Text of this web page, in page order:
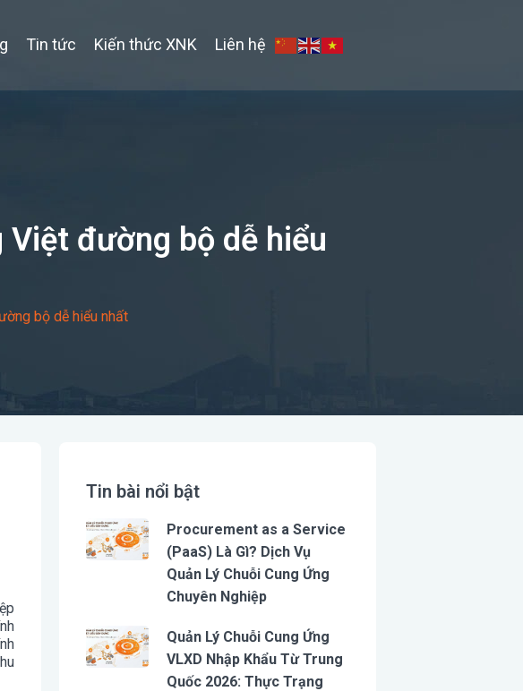
Tin tức Kiến thức XNK Liên hệ
đường bộ dễ hiểu
bộ dễ hiểu nhất
Tin bài nổi bật
Procurement as a Service
(PaaS) Là Gì? Dịch Vụ
Quản Lý Chuỗi Cung Ứng
Chuyên Nghiệp
Quản Lý Chuỗi Cung Ứng
VLXD Nhập Khẩu Từ Trung
Quốc 2026: Thực Trạng